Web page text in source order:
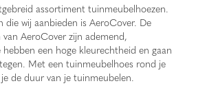
assortiment tuinmeubelhoezen.
die wij aanbieden is AeroCover. De
AeroCover zijn ademend,
een hoge kleurechtheid en gaan
Met een tuinmeubelhoes rond je
de duur van je tuinmeubelen.